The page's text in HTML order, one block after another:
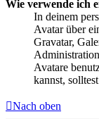
Wie verwende ich
In deinem
Avatar über
Gravatar,
Avatare
kannst,
Nach oben